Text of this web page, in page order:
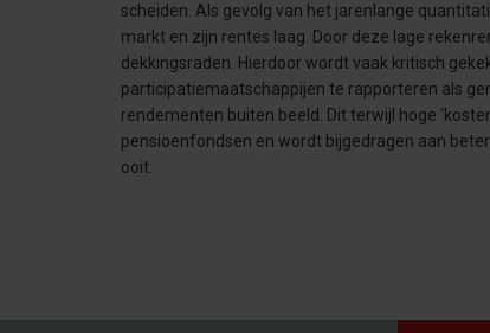
scheiden. Als gevolg van het jarenlange
markt en zijn rentes laag. Door deze lage
dekkingsraden. Hierdoor wordt vaak kritisch
participatiemaatschappijen te rapporteren als
rendementen buiten beeld. Dit terwijl hoge
pensioenfondsen en wordt bijgedragen aan
ooit.